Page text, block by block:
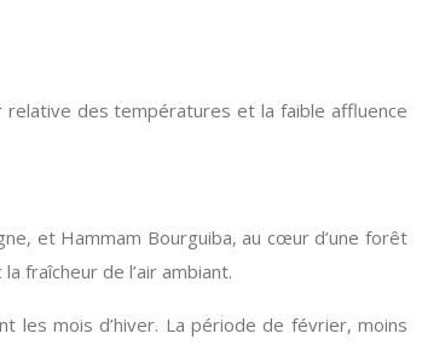
des températures et la faible affluence
et Hammam Bourguiba, au cœur d’une forêt
fraîcheur de l’air ambiant.
les mois d’hiver. La période de février, moins